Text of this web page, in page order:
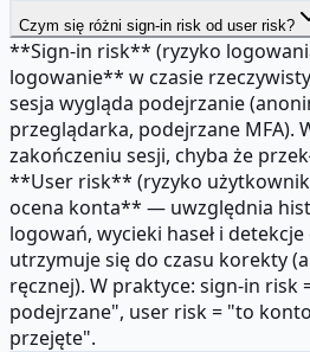
Czym się różni sign-in risk od user risk?
**Sign-in risk** (ryzyko
logowanie** w czasie
sesja wygląda podejrzanie
przeglądarka, podejrzane MFA).
zakończeniu sesji, chyba że
**User risk** (ryzyko
ocena konta** — uwzględnia
logowań, wycieki haseł i
utrzymuje się do czasu korekty
ręcznej). W praktyce: sign-in risk
podejrzane", user risk = "to
przejęte".